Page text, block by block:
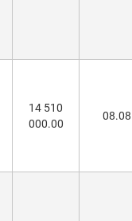
14 510
000.00